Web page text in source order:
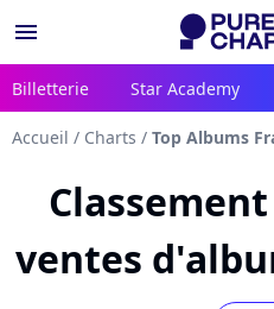
menu
Billetterie Star Academy
Accueil / Charts / Top Albums
ventes